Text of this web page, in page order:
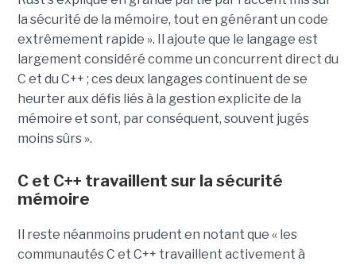
la sécurité de la mémoire, tout en générant un code
extrêmement rapide ». Il ajoute que le langage est
largement considéré comme un concurrent direct du
C et du C++ ; ces deux langages continuent de se
heurter aux défis liés à la gestion explicite de la
mémoire et sont, par conséquent, souvent jugés
moins sûrs ».
C et C++ travaillent sur la sécurité
mémoire
Il reste néanmoins prudent en notant que « les
communautés C et C++ travaillent activement à